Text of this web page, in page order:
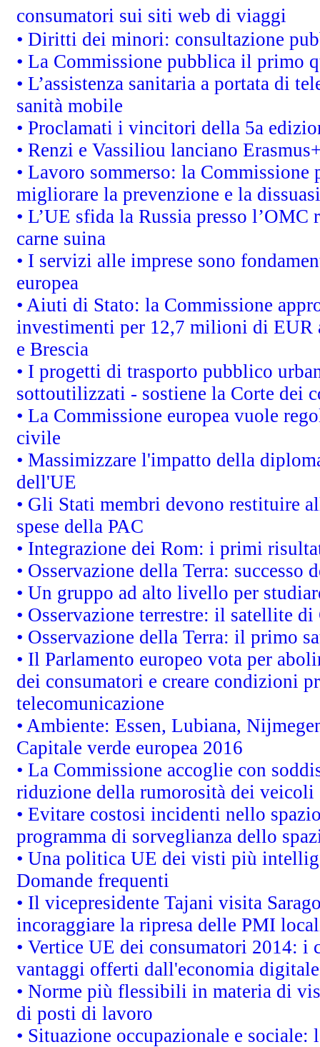
consumatori sui siti web di viaggi
• Diritti dei minori: consultazione
• La Commissione pubblica il primo
• L’assistenza sanitaria a portata di
sanità mobile
• Proclamati i vincitori della 5a
• Renzi e Vassiliou lanciano
• Lavoro sommerso: la
migliorare la prevenzione e la
• L’UE sfida la Russia presso
carne suina
• I servizi alle imprese sono
europea
• Aiuti di Stato: la Commissione
investimenti per 12,7 milioni di EUR
e Brescia
• I progetti di trasporto pubblico
sottoutilizzati - sostiene la Corte dei
• La Commissione europea vuole
civile
• Massimizzare l'impatto della
dell'UE
• Gli Stati membri devono restituire
spese della PAC
• Integrazione dei Rom: i primi
• Osservazione della Terra:
• Un gruppo ad alto livello per
• Osservazione terrestre: il satellite
• Osservazione della Terra: il primo
• Il Parlamento europeo vota per
dei consumatori e creare condizioni
telecomunicazione
• Ambiente: Essen, Lubiana,
Capitale verde europea 2016
• La Commissione accoglie con
riduzione della rumorosità dei veicoli
• Evitare costosi incidenti nello
programma di sorveglianza dello
• Una politica UE dei visti più
Domande frequenti
• Il vicepresidente Tajani visita
incoraggiare la ripresa delle PMI
• Vertice UE dei consumatori 2014:
vantaggi offerti dall'economia digitale
• Norme più flessibili in materia di
di posti di lavoro
• Situazione occupazionale e